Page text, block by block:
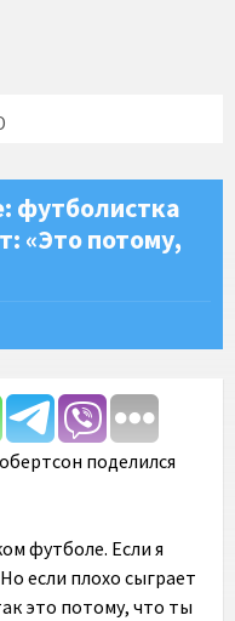
футболистка
«Это потому,
поделился
футболе. Если я
если плохо сыграет
это потому, что ты